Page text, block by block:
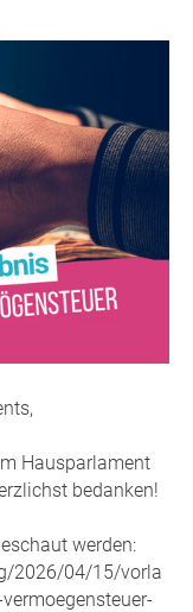
Hausparlament
bedanken!
werden:
2026/04/15/vorla